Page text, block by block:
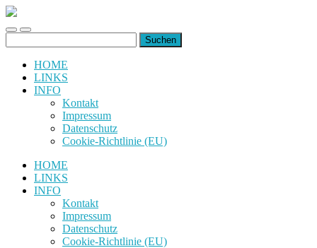
uiuiuiuiuiuiui.de
Toggle
mobile
Toggle
search
nach:
HOME
LINKS
INFO
Kontakt
Impressum
Datenschutz
Cookie-Richtlinie (EU)
HOME
LINKS
INFO
Kontakt
Impressum
Datenschutz
Cookie-Richtlinie (EU)